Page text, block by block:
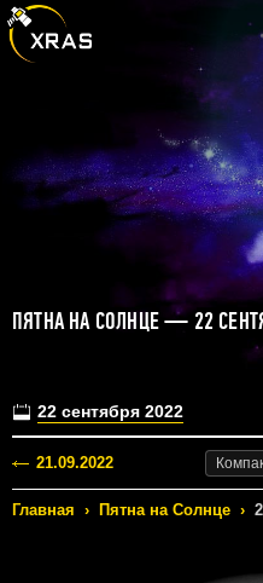
ПЯТНА НА СОЛНЦЕ — 22
22 сентября 2022
21.09.2022
Главная › Пятна на Солнце ›